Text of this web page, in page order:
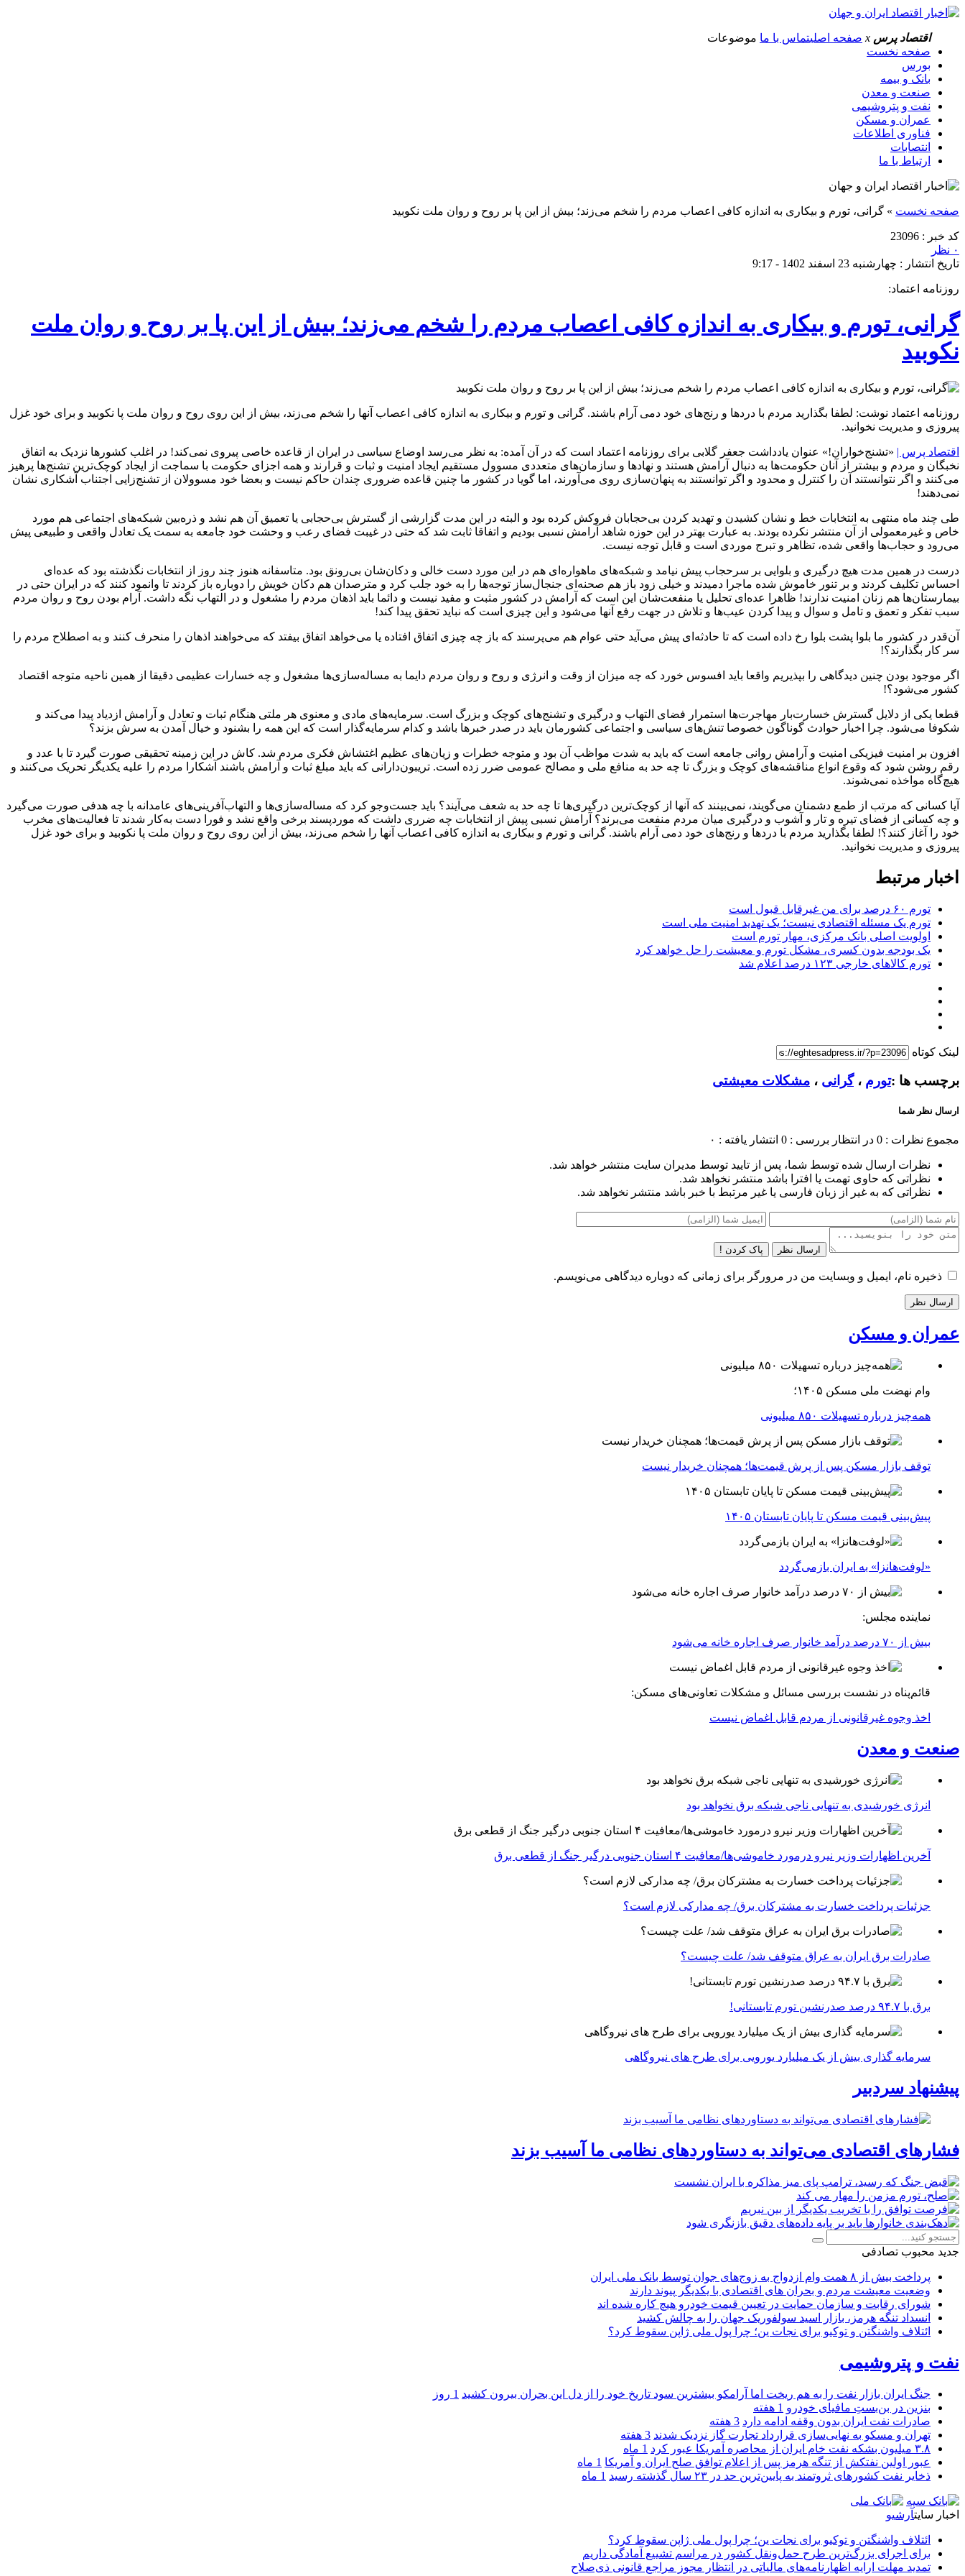
اقتصاد پرس x صفحه اصلیتماس با ما موضوعات
صفحه نخست
بورس
بانک و بیمه
صنعت و معدن
نفت و پتروشیمی
عمران و مسکن
فناوری اطلاعات
انتصابات
ارتباط با ما
صفحه نخست » گرانی، تورم و بیکاری به اندازه کافی اعصاب مردم را شخم می‌زند؛ بیش از این پا بر روح و روان ملت نکوبید
کد خبر : 23096
۰ نظر
تاریخ انتشار : چهارشنبه 23 اسفند 1402 - 9:17
روزنامه اعتماد:
گرانی، تورم و بیکاری به اندازه کافی اعصاب مردم را شخم می‌زند؛ بیش از این پا بر روح و روان ملت
نکوبید
روزنامه اعتماد نوشت: لطفا بگذارید مردم با درد‌ها و رنج‌های خود دمی آرام باشند. گرانی و تورم و بیکاری به اندازه کافی اعصاب آنها را شخم می‌زند، بیش از این روی روح و روان ملت پا نکوبید و برای خود غزل
پیروزی و مدیریت نخوانید.
اقتصاد پرس | «تشنج‌خواران!» عنوان یادداشت جعفر گلابی برای روزنامه اعتماد است که در آن آمده: به نظر می‌رسد اوضاع سیاسی در ایران از قاعده خاصی پیروی نمی‌کند! در اغلب کشورها نزدیک به اتفاق
نخبگان و مردم و بیشتر از آنان حکومت‌ها به دنبال آرامش هستند و نهادها و سازمان‌های متعددی مسوول مستقیم ایجاد امنیت و ثبات و قرارند و همه اجزای حکومت با سماجت از ایجاد کوچک‌ترین تشنج‌ها پرهیز
می‌کنند و اگر نتوانستند آن را کنترل و محدود و اگر توانستند به پنهان‌سازی روی می‌آورند، اما گویا در کشور ما چنین قاعده ضروری چندان حاکم نیست و بعضا خود مسوولان از تشنج‌زایی اجتناب آشکاری نشان
نمی‌دهند!
طی چند ماه منتهی به انتخابات خط و نشان کشیدن و تهدید کردن بی‌حجابان فروکش کرده بود و البته در این مدت گزارشی از گسترش بی‌حجابی یا تعمیق آن هم نشد و ذره‌بین شبکه‌های اجتماعی هم مورد
خاص و غیرمعمولی از آن منتشر نکرده بودند. به عبارت بهتر در این حوزه شاهد آرامش نسبی بودیم و اتفاقا ثابت شد که حتی در غیبت فضای رعب و وحشت خود جامعه به سمت یک تعادل واقعی و طبیعی پیش
می‌رود و حجاب‌ها واقعی شده، تظاهر و تبرج موردی است و قابل توجه نیست.
درست در همین مدت هیچ درگیری و بلوایی بر سرحجاب پیش نیامد و شبکه‌های ماهواره‌ای هم در این مورد دست خالی و دکان‌شان بی‌رونق بود. متاسفانه هنوز چند روز از انتخابات نگذشته بود که عده‌ای
احساس تکلیف کردند و بر تنور خاموش شده ماجرا دمیدند و خیلی زود باز هم صحنه‌ای جنجال‌ساز توجه‌ها را به خود جلب کرد و مترصدان هم دکان خویش را دوباره باز کردند تا وانمود کنند که در ایران حتی در
بیمارستان‌ها هم زنان امنیت ندارند! ظاهرا عده‌ای تحلیل یا منفعت‌شان این است که آرامش در کشور مثبت و مفید نیست و دائما باید اذهان مردم را مشغول و در التهاب نگه داشت. آرام بودن روح و روان مردم
سبب تفکر و تعمق و تامل و سوال و پیدا کردن عیب‌ها و تلاش در جهت رفع آنها می‌شود و این چیزی است که نباید تحقق پیدا کند!
آن‌قدر در کشور ما بلوا پشت بلوا رخ داده است که تا حادثه‌ای پیش می‌آید حتی عوام هم می‌پرسند که باز چه چیزی اتفاق افتاده یا می‌خواهد اتفاق بیفتد که می‌خواهند اذهان را منحرف کنند و به اصطلاح مردم را
سر کار بگذارند؟!
اگر موجود بودن چنین دیدگاهی را بپذیریم واقعا باید افسوس خورد که چه میزان از وقت و انرژی و روح و روان مردم دایما به مساله‌سازی‌ها مشغول و چه خسارات عظیمی دقیقا از همین ناحیه متوجه اقتصاد
کشور می‌شود؟!
قطعا یکی از دلایل گسترش خسارت‌بار مهاجرت‌ها استمرار فضای التهاب و درگیری و تشنج‌های کوچک و بزرگ است. سرمایه‌های مادی و معنوی هر ملتی هنگام ثبات و تعادل و آرامش ازدیاد پیدا می‌کند و
شکوفا می‌شود. چرا اخبار حوادث گوناگون خصوصا تنش‌های سیاسی و اجتماعی کشورمان باید در صدر خبرها باشد و کدام سرمایه‌گذار است که این همه را بشنود و خیال آمدن به سرش بزند؟
افزون بر امنیت فیزیکی امنیت و آرامش روانی جامعه است که باید به‌ شدت مواظب آن بود و متوجه خطرات و زیان‌های عظیم اغتشاش فکری مردم شد. کاش در این زمینه تحقیقی صورت گیرد تا با عدد و
رقم روشن شود که وقوع انواع ‌مناقشه‌های کوچک و بزرگ تا چه حد به منافع ملی و مصالح عمومی ضرر زده است. تریبون‌دارانی که باید مبلغ ثبات و آرامش باشند آشکارا مردم را علیه یکدیگر تحریک می‌کنند و
هیچ‌گاه مواخذه نمی‌شوند.
آیا کسانی که مرتب از طمع دشمنان می‌گویند، نمی‌بینند که آنها از کوچک‌ترین درگیری‌ها تا چه حد به شعف می‌آیند؟ باید جست‌وجو کرد که مساله‌سازی‌ها و التهاب‌آفرینی‌های عامدانه با چه هدفی صورت می‌گیرد
و چه کسانی از فضای تیره و تار و آشوب و درگیری میان مردم منفعت می‌برند؟ آرامش نسبی پیش از انتخابات چه ضرری داشت که موردپسند برخی واقع نشد و فورا دست به‌کار شدند تا فعالیت‌های مخرب
خود را آغاز کنند؟! لطفا بگذارید مردم با درد‌ها و رنج‌های خود دمی آرام باشند. گرانی و تورم و بیکاری به اندازه کافی اعصاب آنها را شخم می‌زند، بیش از این روی روح و روان ملت پا نکوبید و برای خود غزل
پیروزی و مدیریت نخوانید.
اخبار مرتبط
تورم ۶۰ درصد برای من غیرقابل قبول است
تورم یک مسئله اقتصادی نیست؛ یک تهدید امنیت ملی است
اولویت اصلی بانک مرکزی، مهار تورم است
یک بودجه بدون کسری، مشکل تورم و معیشت را حل خواهد کرد
تورم کالاهای خارجی ۱۲۳ درصد اعلام شد
لینک کوتاه
برچسب ها :تورم ،گرانی ، مشکلات معیشتی
ارسال نظر شما
مجموع نظرات : 0 در انتظار بررسی : 0 انتشار یافته : ۰
نظرات ارسال شده توسط شما، پس از تایید توسط مدیران سایت منتشر خواهد شد.
نظراتی که حاوی تهمت یا افترا باشد منتشر نخواهد شد.
نظراتی که به غیر از زبان فارسی یا غیر مرتبط با خبر باشد منتشر نخواهد شد.
ارسال نظر پاک کردن !
ذخیره نام، ایمیل و وبسایت من در مرورگر برای زمانی که دوباره دیدگاهی می‌نویسم.
عمران و مسکن
وام نهضت ملی مسکن ۱۴۰۵؛
همه‌چیز درباره تسهیلات ۸۵۰ میلیونی
توقف بازار مسکن پس از پرش قیمت‌ها؛ همچنان خریدار نیست
پیش‌بینی قیمت مسکن تا پایان تابستان ۱۴۰۵
«لوفت‌هانزا» به ایران بازمی‌گردد
نماینده مجلس:
بیش از ۷۰ درصد درآمد خانوار صرف اجاره خانه می‌شود
قائم‌پناه در نشست بررسی مسائل و مشکلات تعاونی‌های مسکن:
اخذ وجوه غیرقانونی از مردم قابل اغماض نیست
صنعت و معدن
انرژی خورشیدی به تنهایی ناجی شبکه برق نخواهد بود
آخرین اظهارات وزیر نیرو درمورد خاموشی‌ها/معافیت ۴ استان جنوبی درگیر جنگ از قطعی برق
جزئیات پرداخت خسارت به مشترکان برق/ چه مدارکی لازم است؟
صادرات برق ایران به عراق متوقف شد/ علت چیست؟
برق با ۹۴.۷ درصد صدرنشین تورم تابستانی!
سرمایه گذاری بیش از یک میلیارد یورویی برای طرح های نیروگاهی
پیشنهاد سردبیر
فشارهای اقتصادی می‌تواند به دستاوردهای نظامی ما آسیب بزند
جدید محبوب تصادفی
پرداخت بیش از ۸ همت وام ازدواج به زوج‌های جوان توسط بانک ملی ایران
وضعیت معیشت مردم و بحران های اقتصادی با یکدیگر پیوند دارند
شورای رقابت و سازمان حمایت در تعیین قیمت خودرو هیچ کاره شده اند
انسداد تنگه هرمز، بازار اسید سولفوریک جهان را به چالش کشید
ائتلاف واشنگتن و توکیو برای نجات ین؛ چرا پول ملی ژاپن سقوط کرد؟
نفت و پتروشیمی
جنگ ایران بازار نفت را به هم ریخت اما آرامکو بیشترین سود تاریخ خود را از دل این بحران بیرون کشید 1 روز
بنزین در بن‌بستِ مافیای خودرو 1 هفته
صادرات نفت ایران بدون وقفه ادامه دارد 3 هفته
تهران و مسکو به نهایی‌سازی قرارداد تجارت گاز نزدیک شدند 3 هفته
۳.۸ میلیون بشکه نفت خام ایران از محاصره آمریکا عبور کرد
1 ماه
عبور اولین نفتکش از تنگه هرمز پس از اعلام توافق صلح ایران و آمریکا 1 ماه
ذخایر نفت کشورهای ثروتمند به پایین‌ترین حد در ۲۳ سال گذشته رسید
1 ماه
اخبار سایتآرشیو
ائتلاف واشنگتن و توکیو برای نجات ین؛ چرا پول ملی ژاپن سقوط کرد؟
برای اجرای بزرگ‌ترین طرح حمل‌ونقل کشور در مراسم تشییع آمادگی داریم
تمدید مهلت ارایه اظهارنامه‌های مالیاتی در انتظار مجوز مراجع قانونی ذی‌‏صلاح